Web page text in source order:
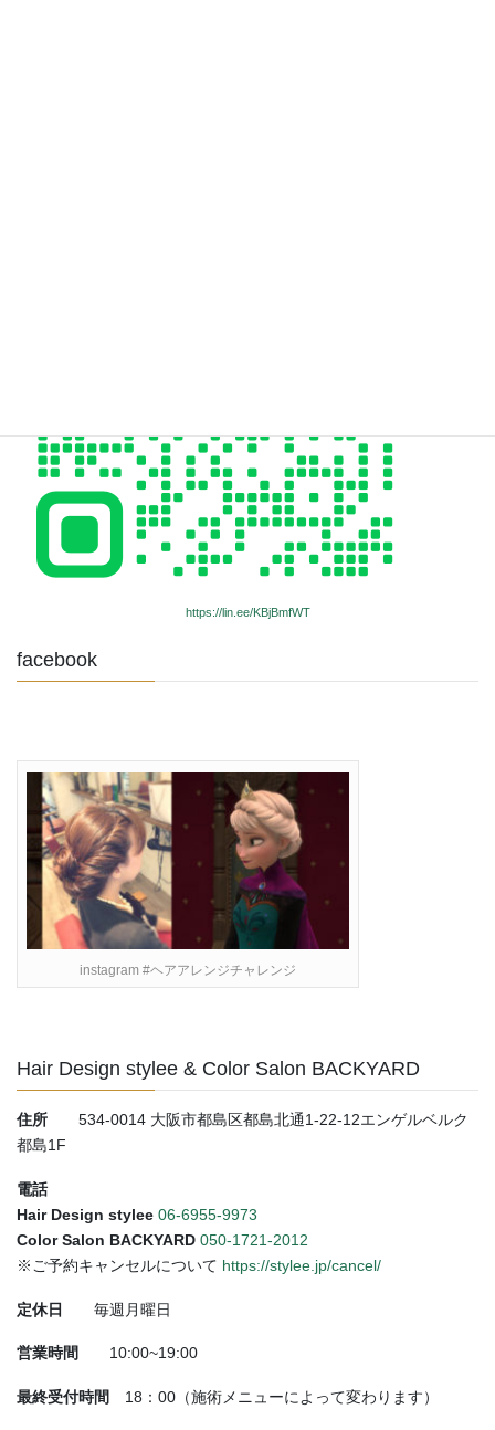
https://lin.ee/KBjBmfWT
facebook
instagram #ヘアアレンジチャレンジ
Hair Design stylee & Color Salon BACKYARD
住所 534-0014 大阪市都島区都島北通1-22-12エンゲルベルク
都島1F
電話
Hair Design stylee 06-6955-9973
Color Salon BACKYARD 050-1721-2012
※ご予約キャンセルについて https://stylee.jp/cancel/
定休日 毎週月曜日
営業時間 10:00~19:00
最終受付時間 18：00（施術メニューによって変わります）